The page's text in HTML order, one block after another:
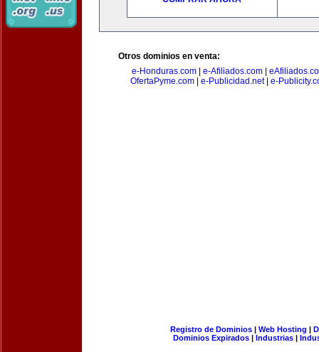
Otros dominios en venta:
e-Honduras.com| e-Afiliados.com|
OfertaPyme.com| e-Publicidad.net| e-
Registro de Dominios| Web Hosting |
Dominios Expirados | Industrias |